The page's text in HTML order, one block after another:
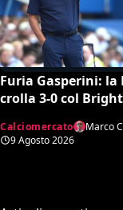
Furia Gasperini: la
crolla 3-0 col
mercato
Calciomercato
Marco
9 Agosto 2026